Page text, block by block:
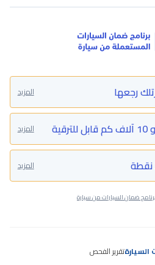
المزيد
المزيد
المزيد
ضمان السيارات من سيارة
تقرير الفحص